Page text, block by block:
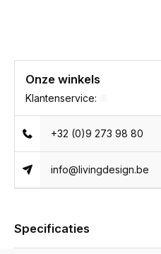
Onze winkels
Klantenservice:
+32 (0)9 273 98 80
info@livingdesign.be
Specificaties